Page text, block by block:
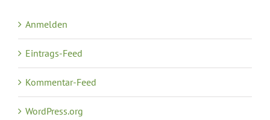
Anmelden
Eintrags-Feed
Kommentar-Feed
WordPress.org